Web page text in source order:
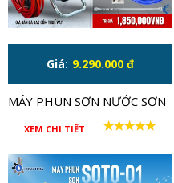
Giá: 9.290.000 đ
MÁY PHUN SƠN NƯỚC SƠN
DẦU ĐẦU INOX - SEITO
995A
XEM CHI TIẾT